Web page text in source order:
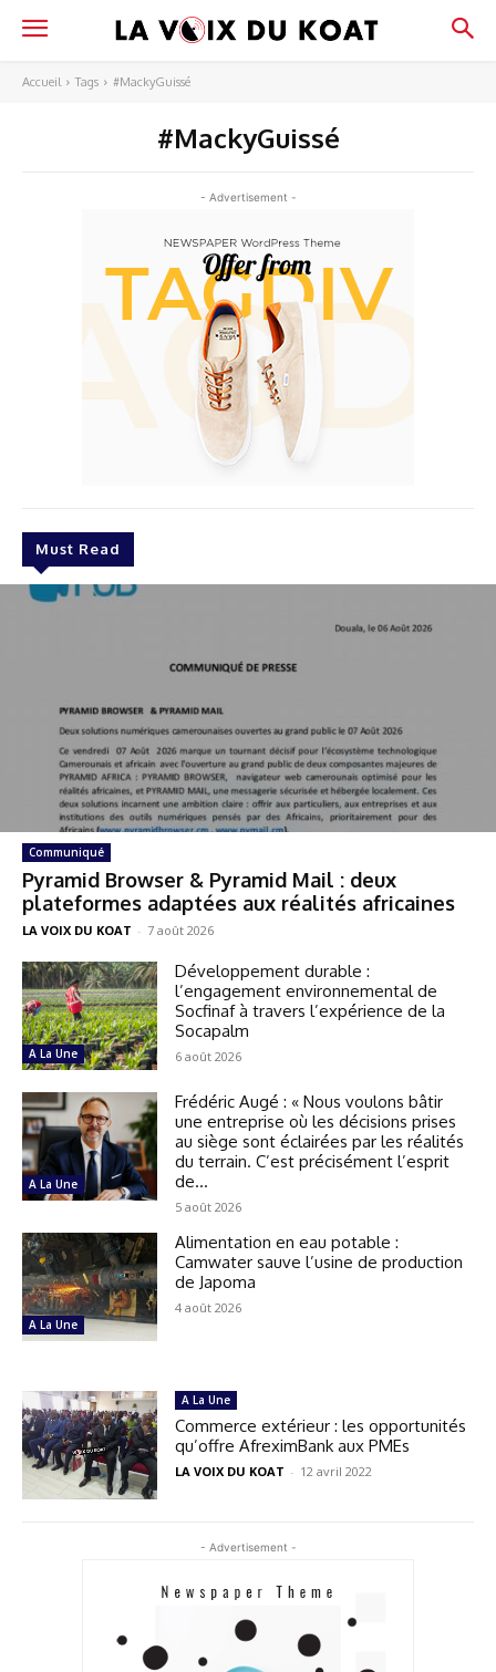
Accueil Tags #MackyGuissé
#MackyGuissé
- Advertisement -
Must Read
Communiqué
Pyramid Browser & Pyramid Mail : deux
plateformes adaptées aux réalités africaines
LA VOIX DU KOAT - 7 août 2026
A La Une
Développement durable :
l’engagement environnemental de
Socfinaf à travers l’expérience de la
Socapalm
6 août 2026
A La Une
Frédéric Augé : « Nous voulons bâtir
une entreprise où les décisions prises
au siège sont éclairées par les réalités
du terrain. C’est précisément l’esprit
de...
5 août 2026
A La Une
Alimentation en eau potable :
Camwater sauve l’usine de production
de Japoma
4 août 2026
A La Une
Commerce extérieur : les opportunités
qu’offre AfreximBank aux PMEs
LA VOIX DU KOAT - 12 avril 2022
- Advertisement -